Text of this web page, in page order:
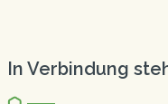
In Verbindung